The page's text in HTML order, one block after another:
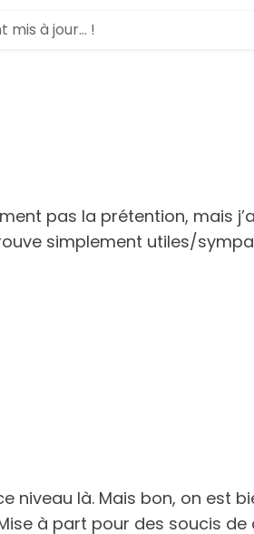
à jour... !
pas la prétention, mais
simplement utiles/
niveau là. Mais bon, on est
à part pour des soucis